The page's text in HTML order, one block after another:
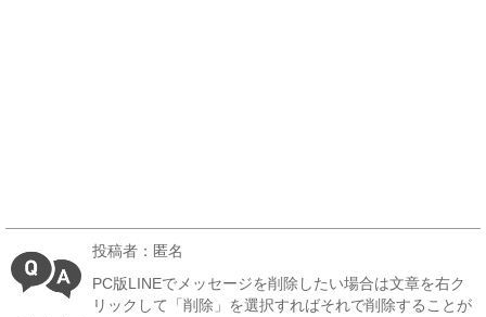
投稿者：匿名
PC版LINEでメッセージを削除したい場合は文章を右ク
リックして「削除」を選択すればそれで削除することが